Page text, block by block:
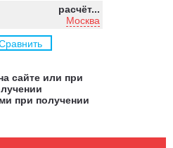
расчёт...
Москва